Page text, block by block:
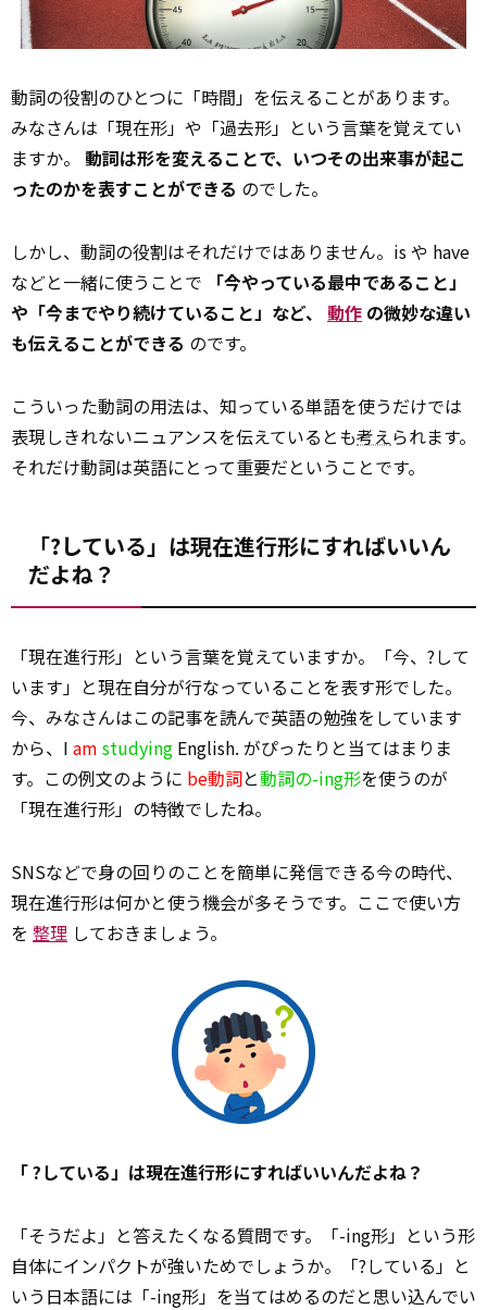
動詞の役割のひとつに「時間」を伝えることがあります。
みなさんは「現在形」や「過去形」という言葉を覚えてい
ますか。 動詞は形を変えることで、いつその出来事が起こ
ったのかを表すことができる のでした。
しかし、動詞の役割はそれだけではありません。is や have
などと一緒に使うことで
「今やっている最中であること」
や「今までやり続けていること」など、 動作 の微妙な違い
も伝えることができる のです。
こういった動詞の用法は、知っている単語を使うだけでは
表現しきれないニュアンスを伝えているとも考えられます。
それだけ動詞は英語にとって重要だということです。
「?している」は現在進行形にすればいいん
だよね？
「現在進行形」という言葉を覚えていますか。「今、?して
います」と現在自分が行なっていることを表す形でした。
今、みなさんはこの記事を読んで英語の勉強をしています
から、I am studying English. がぴったりと当てはまりま
す。この例文のように be動詞と動詞の-ing形を使うのが
「現在進行形」の特徴でしたね。
SNSなどで身の回りのことを簡単に発信できる今の時代、
現在進行形は何かと使う機会が多そうです。ここで使い方
を 整理 しておきましょう。
「 ?している」は現在進行形にすればいいんだよね？
「そうだよ」と答えたくなる質問です。「-ing形」という形
自体にインパクトが強いためでしょうか。「?している」と
いう日本語には「-ing形」を当てはめるのだと思い込んでい